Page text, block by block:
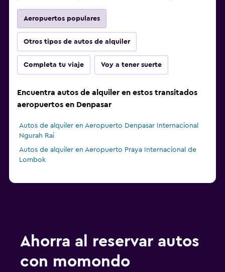
Aeropuertos populares
Otros tipos de autos de alquiler
Completa tu viaje Voy a tener suerte
Encuentra autos de alquiler en estos transitados
aeropuertos en Denpasar
Autos de alquiler en Aeropuerto Denpasar Internacional
Ngurah Rai
Autos de alquiler en Aeropuerto Praya Internacional de
Lombok
Ahorra al reservar autos
con momondo